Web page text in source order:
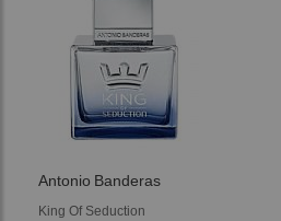
Antonio Banderas
King Of Seduction